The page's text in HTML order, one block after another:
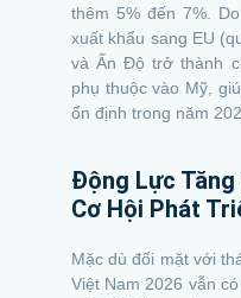
thêm 5% đến 7%.
xuất khẩu sang EU
và Ấn Độ trở thành
phụ thuộc vào Mỹ,
ổn định trong năm
Động Lực
Cơ Hội Phát
Mặc dù đối mặt với
Việt Nam 2026 vẫn